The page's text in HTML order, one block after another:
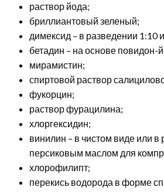
раствор йода;
бриллиантовый зеленый;
димексид – в разведении 1:10
бетадин – на основе повидон-
мирамистин;
спиртовой раствор
фукорцин;
раствор фурацилина;
хлоргексидин;
винилин – в чистом виде или в
персиковым маслом для
хлорофилипт;
перекись водорода в форме